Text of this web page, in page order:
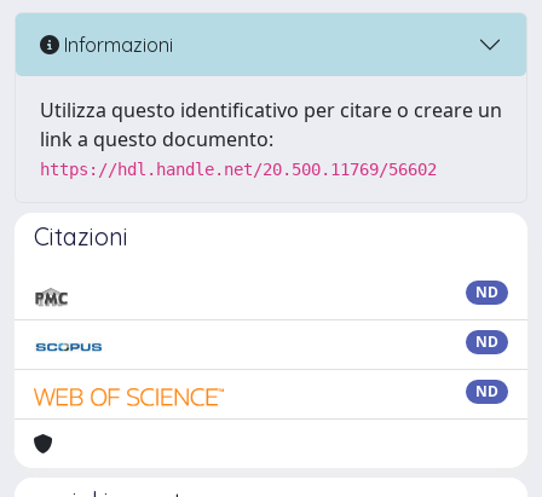
Informazioni
Utilizza questo identificativo per citare o creare un
link a questo documento:
https://hdl.handle.net/20.500.11769/56602
Citazioni
ND
ND
ND